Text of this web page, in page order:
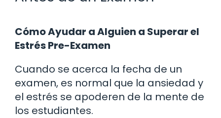
Cómo Ayudar a Alguien a Superar el
Estrés Pre-Examen
Cuando se acerca la fecha de un
examen, es normal que la ansiedad y
el estrés se apoderen de la mente de
los estudiantes.